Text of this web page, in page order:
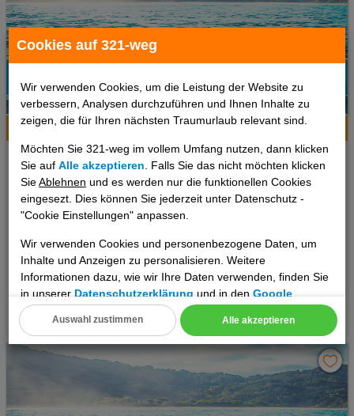
Cookies auf 321-weg
Wir verwenden Cookies, um die Leistung der Website zu
verbessern, Analysen durchzuführen und Ihnen Inhalte zu
zeigen, die für Ihren nächsten Traumurlaub relevant sind.
Möchten Sie 321-weg im vollem Umfang nutzen, dann klicken
Sie aufAlle akzeptieren . Falls Sie das nicht möchten klicken
SieAblehnen und es werden nur die funktionellen Cookies
eingesezt. Dies können Sie jederzeit unter Datenschutz -
"Cookie Einstellungen" anpassen.
Wir verwenden Cookies und personenbezogene Daten, um
Inhalte und Anzeigen zu personalisieren. Weitere
Informationen dazu, wie wir Ihre Daten verwenden, finden Sie
in unsererDatenschutzerklärung und in denGoogle
Datenschutz- und Nutzungsbedingungen
Cookie Einstellungen
Technische Cookies
Alle akzeptieren
Auswahl zustimmen
Empfehlung
Hotelinfo
4-You Boutique Hotel
Ort:Metamorfosi
Chalkidiki, Griechenland Festland
7 Tage, Suite, Frühstück
inkl. Zug zum Flug
ab 2 €
pro Person
Termine